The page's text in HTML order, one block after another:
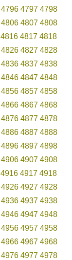
4796 4797 4798
4806 4807 4808
4816 4817 4818
4826 4827 4828
4836 4837 4838
4846 4847 4848
4856 4857 4858
4866 4867 4868
4876 4877 4878
4886 4887 4888
4896 4897 4898
4906 4907 4908
4916 4917 4918
4926 4927 4928
4936 4937 4938
4946 4947 4948
4956 4957 4958
4966 4967 4968
4976 4977 4978